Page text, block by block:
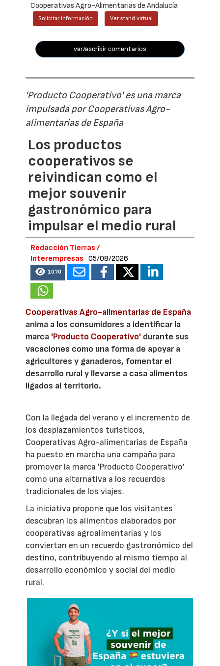
Cooperativas Agro-Alimentarias de Andalucía
Solicitar información Ver stand virtual
ver/escribir comentarios
'Producto Cooperativo' es una marca
impulsada por Cooperativas Agro-
alimentarias de España
Los productos
cooperativos se
reivindican como el
mejor souvenir
gastronómico para
impulsar el medio rural
Redacción Tierras /
Interempresas
05/08/2026
1070
Cooperativas Agro-alimentarias de España
anima a los consumidores a identificar la
marca 'Producto Cooperativo' durante sus
vacaciones como una forma de apoyar a
agricultores y ganaderos, fomentar el
desarrollo rural y llevarse a casa alimentos
ligados al territorio.
Con la llegada del verano y el incremento de
los desplazamientos turísticos,
Cooperativas Agro-alimentarias de España
ha puesto en marcha una campaña para
promover la marca 'Producto Cooperativo'
como una alternativa a los recuerdos
tradicionales de los viajes.
La iniciativa propone que los visitantes
descubran los alimentos elaborados por
cooperativas agroalimentarias y los
conviertan en un recuerdo gastronómico del
destino, contribuyendo al mismo tiempo al
desarrollo económico y social del medio
rural.